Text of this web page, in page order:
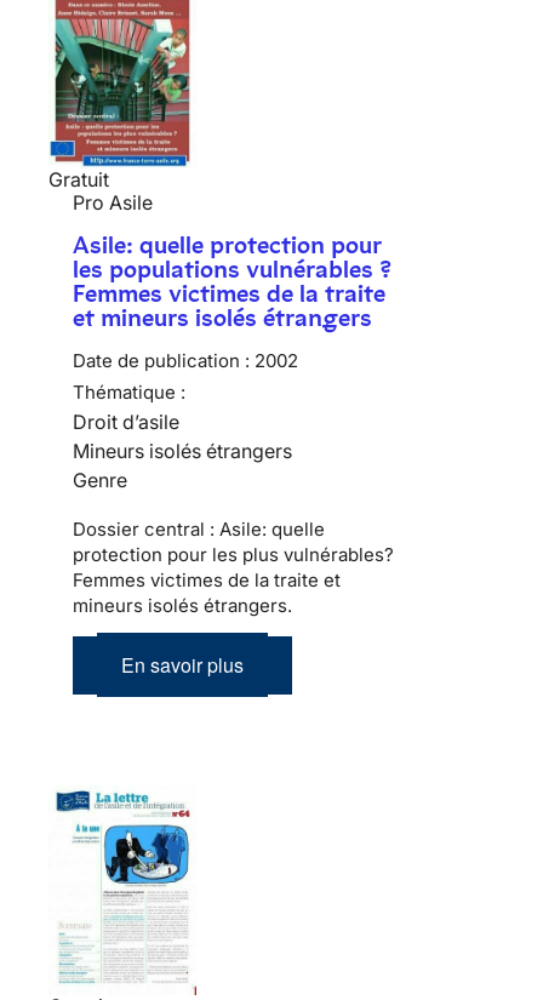
Gratuit
Pro Asile
Asile: quelle protection pour
les populations vulnérables ?
Femmes victimes de la traite
et mineurs isolés étrangers
Date de publication : 2002
Thématique :
Droit d’asile
Mineurs isolés étrangers
Genre
Dossier central : Asile: quelle
protection pour les plus vulnérables?
Femmes victimes de la traite et
mineurs isolés étrangers.
En savoir plus